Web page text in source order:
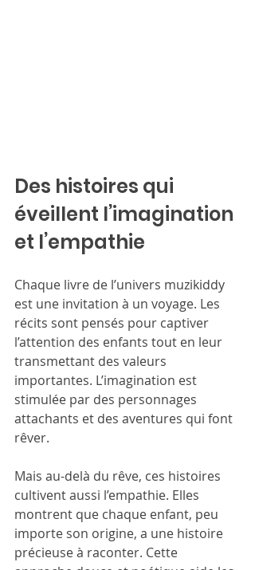
Des histoires qui
éveillent l’imagination
et l’empathie
Chaque livre de l’univers muzikiddy
est une invitation à un voyage. Les
récits sont pensés pour captiver
l’attention des enfants tout en leur
transmettant des valeurs
importantes. L’imagination est
stimulée par des personnages
attachants et des aventures qui font
rêver.
Mais au-delà du rêve, ces histoires
cultivent aussi l’empathie. Elles
montrent que chaque enfant, peu
importe son origine, a une histoire
précieuse à raconter. Cette